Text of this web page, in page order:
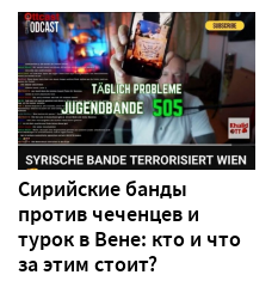
Сирийские банды
против чеченцев и
турок в Вене: кто и что
за этим стоит?